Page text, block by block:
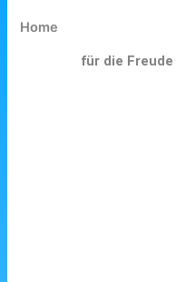
Home
für die